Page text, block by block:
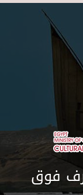
Skip to main content
فوق